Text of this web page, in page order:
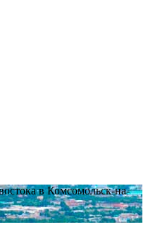
в Комсомольск-на-